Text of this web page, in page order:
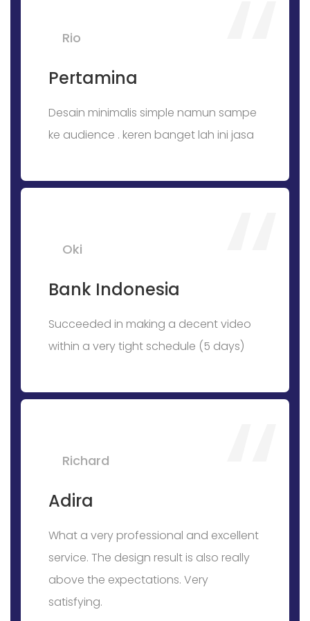
Rio
Pertamina
Desain minimalis simple namun sampe
ke audience . keren banget lah ini jasa
Oki
Bank Indonesia
Succeeded in making a decent video
within a very tight schedule (5 days)
Richard
Adira
What a very professional and excellent
service. The design result is also really
above the expectations. Very
satisfying.